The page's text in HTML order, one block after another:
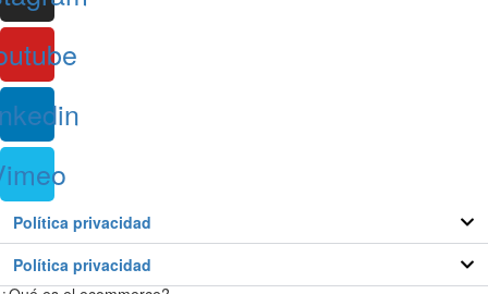
Política privacidad
Política privacidad